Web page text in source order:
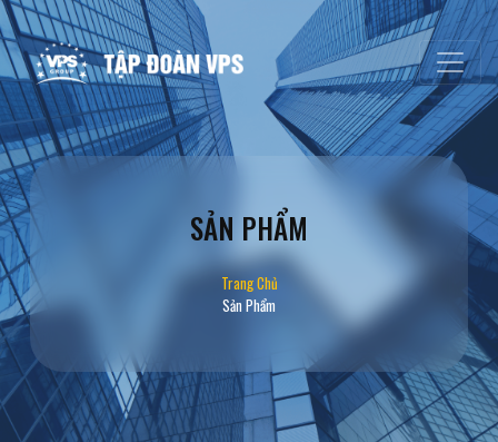
SẢN PHẨM
Trang Chủ
Sản Phẩm